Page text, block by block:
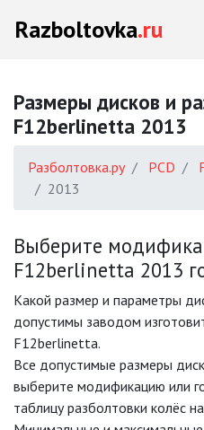
Razboltovka.ru
Размеры дисков и
F12berlinetta 2013
Разболтовка.ру PCD
2013
Выберите
F12berlinetta 2013
Какой размер и параметры
допустимы заводом
F12berlinetta.
Все допустимые размеры
выберите модификацию или
таблицу разболтовки колёс